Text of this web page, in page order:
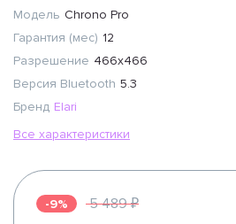
Модель Chrono Pro
Гарантия (мес) 12
Разрешение 466x466
Версия Bluetooth 5.3
Бренд Elari
Все характеристики
-9% 5 489 ₽